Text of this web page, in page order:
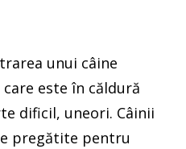
unui câine
este în căldură
dificil, uneori. Câinii
pregătite pentru